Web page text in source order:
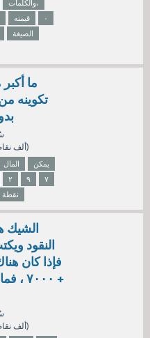
والكلمات،
قيمته
۰
الصيغة
ما
202ألف نقاط)
المال
يمكن
۲ ۹
۷
نقطة
الشيك
النقود
+
202ألف نقاط)